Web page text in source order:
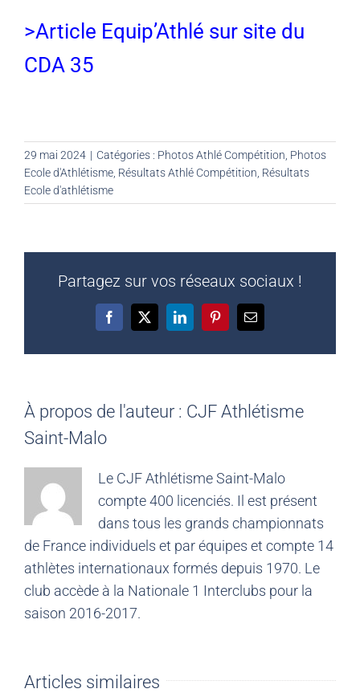
>Article Equip’Athlé sur site du
CDA 35
29 mai 2024 | Catégories : Photos Athlé Compétition Photos
Ecole d'Athlétisme Résultats Athlé Compétition Résultats
Ecole d'athlétisme
Partagez sur vos réseaux sociaux !
Facebook
X LinkedInPinterestEmail
À propos de l'auteur : CJF Athlétisme
Saint-Malo
Le CJF Athlétisme Saint-Malo
compte 400 licenciés. Il est présent
dans tous les grands championnats
de France individuels et par équipes et compte 14
athlètes internationaux formés depuis 1970. Le
club accède à la Nationale 1 Interclubs pour la
saison 2016-2017.
Articles similaires